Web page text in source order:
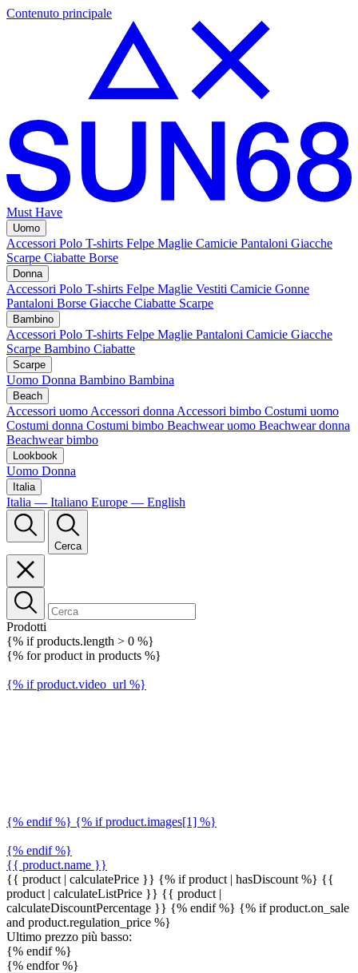
Contenuto principale
Must Have
Uomo
Accessori Polo T-shirts Felpe Maglie Camicie Pantaloni Giacche
Scarpe Ciabatte Borse
Donna
Accessori Polo T-shirts Felpe Maglie Vestiti Camicie Gonne
Pantaloni Borse Giacche Ciabatte Scarpe
Bambino
Accessori Polo T-shirts Felpe Maglie Pantaloni Camicie Giacche
Scarpe Bambino Ciabatte
Scarpe
Uomo Donna Bambino Bambina
Beach
Accessori uomo Accessori donna Accessori bimbo Costumi uomo
Costumi donna Costumi bimbo Beachwear uomo Beachwear donna
Beachwear bimbo
Lookbook
Uomo Donna
Italia
Italia — Italiano Europe — English
Cerca
Prodotti
{% if products.length > 0 %}
{% for product in products %}
{% if product.video_url %}
{% endif %} {% if product.images[1] %}
{% endif %}
{{ product.name }}
{{ product | calculatePrice }} {% if product | hasDiscount %} {{
product | calculateListPrice }} {{ product |
calculateDiscountPercentage }} {% endif %} {% if product.on_sale
and product.regulation_price %}
Ultimo prezzo più basso:
{% endif %}
{% endfor %}